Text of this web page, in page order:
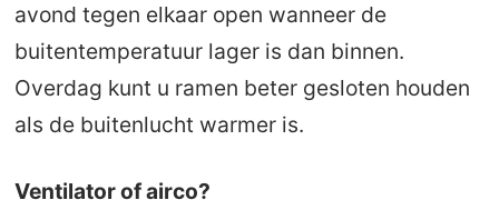
avond tegen elkaar open wanneer de
buitentemperatuur lager is dan binnen.
Overdag kunt u ramen beter gesloten houden
als de buitenlucht warmer is.
Ventilator of airco?